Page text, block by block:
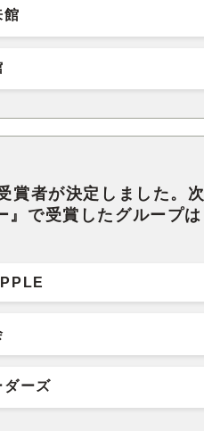
館
賞者が決定しました。次
』で受賞したグループは
ダーズ